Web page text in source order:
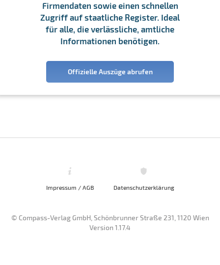
Firmendaten sowie einen schnellen
Zugriff auf staatliche Register. Ideal
für alle, die verlässliche, amtliche
Informationen benötigen.
Offizielle Auszüge abrufen
Impressum / AGB Datenschutzerklärung
© Compass-Verlag GmbH, Schönbrunner Straße 231, 1120 Wien
Version 1.17.4